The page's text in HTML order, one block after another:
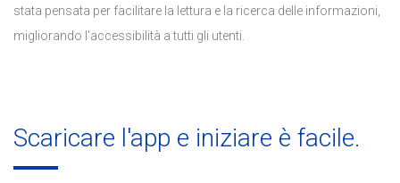
stata pensata per facilitare la lettura e la ricerca delle informazioni,
migliorando l'accessibilità a tutti gli utenti.
Scaricare l'app e iniziare è facile.